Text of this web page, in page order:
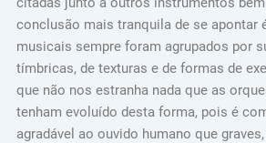
conclusão mais tranquila de se apontar
musicais sempre foram agrupados por
tímbricas, de texturas e de formas de
que não nos estranha nada que as
tenham evoluído desta forma, pois é
agradável ao ouvido humano que